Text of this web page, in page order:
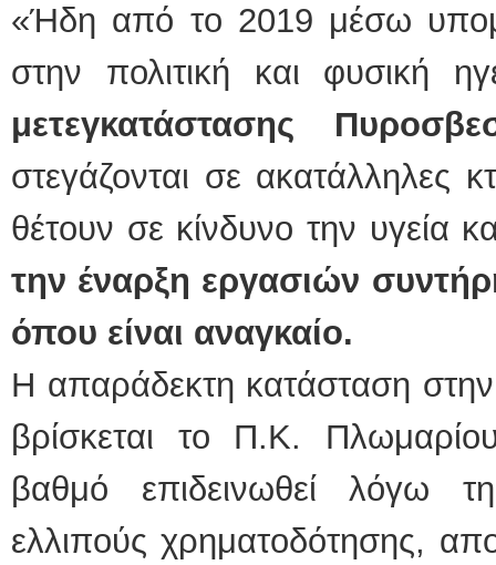
«Ήδη από το 2019 μέσω
στην πολιτική και φυσική
μετεγκατάστασης
στεγάζονται σε ακατάλληλες
θέτουν σε κίνδυνο την υγεία
την έναρξη εργασιών
όπου είναι αναγκαίο.
Η απαράδεκτη κατάσταση
βρίσκεται το Π.Κ.
βαθμό επιδεινωθεί λόγω
ελλιπούς χρηματοδότησης,